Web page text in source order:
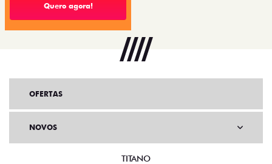
Quero agora!
OFERTAS
NOVOS
TITANO